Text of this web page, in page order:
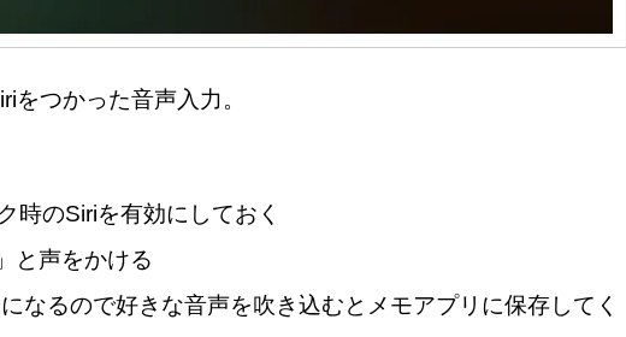
をつかった音声入力。
時のSiriを有効にしておく
と声をかける
なるので好きな音声を吹き込むとメモアプリに保存してく